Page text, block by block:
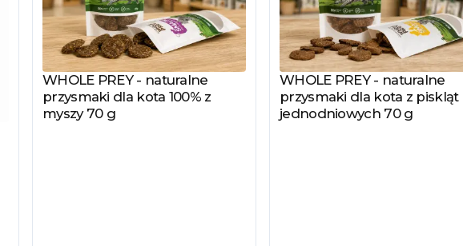
Zobacz produkt
WHOLE PREY - naturalne
przysmaki dla kota 100% z
myszy 70 g
Zobacz produkt
WHOLE PREY - naturalne
przysmaki dla kota z piskląt
jednodniowych 70 g